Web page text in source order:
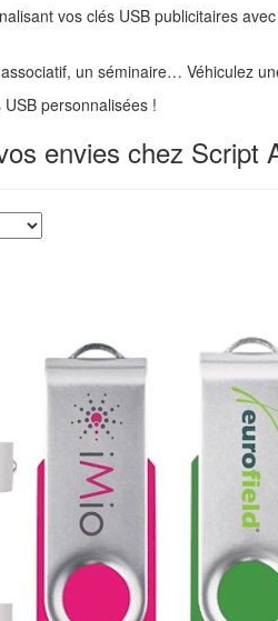
vos clés USB publicitaires
un séminaire… Véhiculez
personnalisées !
envies chez Script